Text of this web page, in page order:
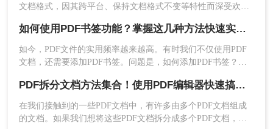
除了Adobe Acrobat和在线PDF编辑工具之外，还有
其他一些PDF编辑软件可以进行PDF的编辑操作。
例如使用转转大师PDF编辑器、Sumopdf等。这些
软件的使用方法可能会有所不同，但一般来说它们
都提供了类似的功能。您可以查阅相关软件的官方
指南以获取更详细的信息。
总的来说，无论您选择哪种方法进行PDF的编辑操
文档格式，因其跨平台、保持文档格式不变等特性而深受欢
要打开或编辑PDF文件的情况。本文将详细介绍pdf文件怎么打
开，并简要提及一些常用的PDF编辑技巧。
如何使用PDF书签功能？掌握这几种方法快速实现！
如今，PDF文件的实用频率越来越高。有时我们不仅使用PDF
文档，还需要添加PDF书签。问题是，如何添加PDF书签？接
PDF拆分文档方法集合！使用PDF编辑器快速搞定！
在我们接触到的一些PDF文档中，有许多由多个PDF文档组成
的文档。如果我们想将这些PDF文档拆分成多个PDF文档，我